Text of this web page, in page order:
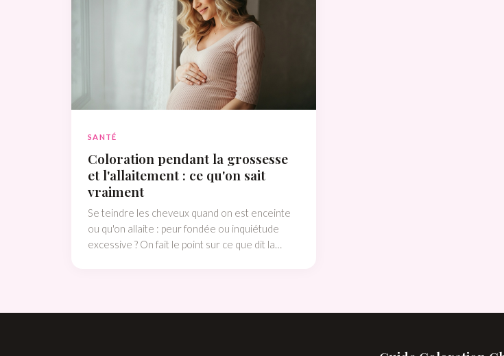
SANTÉ
Coloration pendant la grossesse
et l'allaitement : ce qu'on sait
vraiment
Se teindre les cheveux quand on est enceinte
ou qu'on allaite : peur fondée ou inquiétude
excessive ? On fait le point sur ce que dit la